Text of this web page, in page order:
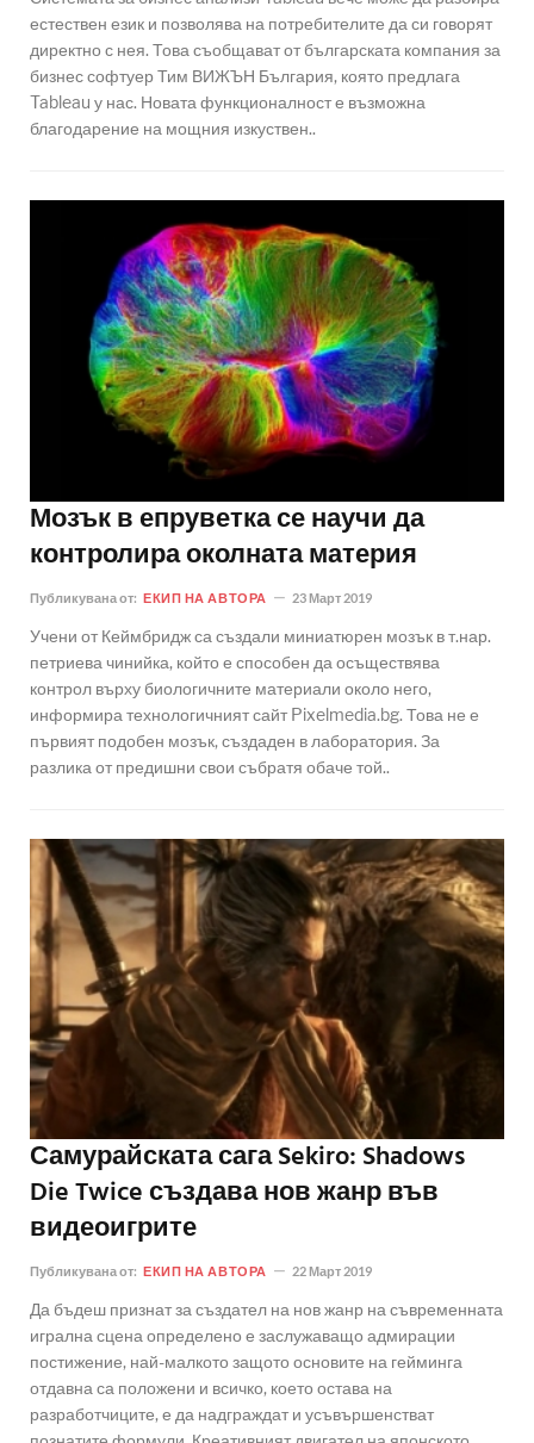
естествен език и позволява на потребителите да си говорят
директно с нея. Това съобщават от българската компания за
бизнес софтуер Тим ВИЖЪН България, която предлага
Tableau у нас. Новата функционалност е възможна
благодарение на мощния изкуствен..
Мозък в епруветка се научи да
контролира околната материя
Публикувана от: ЕКИП НА АВТОРА 23 Март 2019
Учени от Кеймбридж са създали миниатюрен мозък в т.нар.
петриева чинийка, който е способен да осъществява
контрол върху биологичните материали около него,
информира технологичният сайт Pixelmedia.bg. Това не е
първият подобен мозък, създаден в лаборатория. За
разлика от предишни свои събратя обаче той..
Самурайската сага Sekiro: Shadows
Die Twice създава нов жанр във
видеоигрите
Публикувана от: ЕКИП НА АВТОРА 22 Март 2019
Да бъдеш признат за създател на нов жанр на съвременната
игрална сцена определено е заслужаващо адмирации
постижение, най-малкото защото основите на гейминга
отдавна са положени и всичко, което остава на
разработчиците, е да надграждат и усъвършенстват